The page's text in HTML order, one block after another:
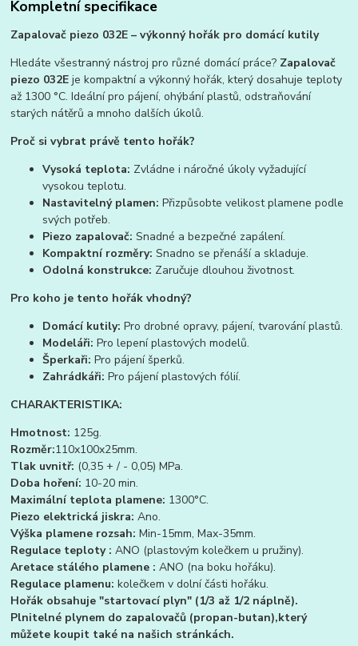
Kompletní specifikace
Zapalovač piezo 032E – výkonný hořák pro domácí kutily
Hledáte všestranný nástroj pro různé domácí práce? Zapalovač
piezo 032E je kompaktní a výkonný hořák, který dosahuje teploty
až 1300 °C. Ideální pro pájení, ohýbání plastů, odstraňování
starých nátěrů a mnoho dalších úkolů.
Proč si vybrat právě tento hořák?
Vysoká teplota: Zvládne i náročné úkoly vyžadující
vysokou teplotu.
Nastavitelný plamen: Přizpůsobte velikost plamene podle
svých potřeb.
Piezo zapalovač: Snadné a bezpečné zapálení.
Kompaktní rozměry: Snadno se přenáší a skladuje.
Odolná konstrukce: Zaručuje dlouhou životnost.
Pro koho je tento hořák vhodný?
Domácí kutily: Pro drobné opravy, pájení, tvarování plastů.
Modeláři: Pro lepení plastových modelů.
Šperkaři: Pro pájení šperků.
Zahrádkáři: Pro pájení plastových fólií.
CHARAKTERISTIKA:
Hmotnost: 125g.
Rozměr:110x100x25mm.
Tlak uvnitř: (0,35 + / - 0,05) MPa.
Doba hoření: 10-20 min.
Maximální teplota plamene: 1300°C.
Piezo elektrická jiskra:Ano.
Výška plamene rozsah:Min-15mm, Max-35mm.
Regulace teploty :ANO (plastovým kolečkem u pružiny).
Aretace stálého plamene :ANO (na boku hořáku).
Regulace plamenu:kolečkem v dolní části hořáku.
Hořák obsahuje "startovací plyn" (1/3 až 1/2 náplně).
Plnitelné plynem do zapalovačů (propan-butan),který
můžete koupit také na našich stránkách.